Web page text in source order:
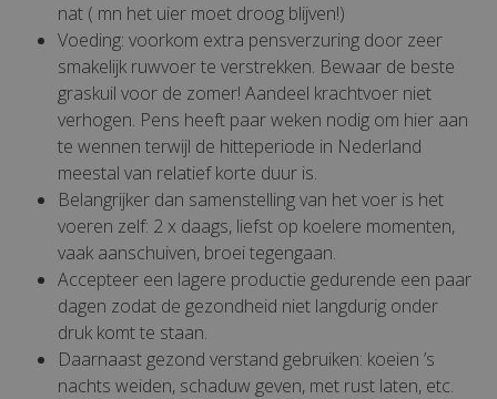
nat ( mn het uier moet droog blijven!)
Voeding: voorkom extra pensverzuring door zeer
smakelijk ruwvoer te verstrekken. Bewaar de beste
graskuil voor de zomer! Aandeel krachtvoer niet
verhogen. Pens heeft paar weken nodig om hier aan
te wennen terwijl de hitteperiode in Nederland
meestal van relatief korte duur is.
Belangrijker dan samenstelling van het voer is het
voeren zelf: 2 x daags, liefst op koelere momenten,
vaak aanschuiven, broei tegengaan.
Accepteer een lagere productie gedurende een paar
dagen zodat de gezondheid niet langdurig onder
druk komt te staan.
Daarnaast gezond verstand gebruiken: koeien ’s
nachts weiden, schaduw geven, met rust laten, etc.